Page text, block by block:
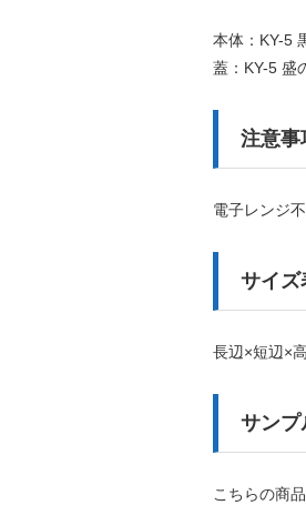
本体：KY-5
蓋：KY-5 盛
注意事
電子レンジ
サイズ
長辺×短辺×
サンプ
こちらの商